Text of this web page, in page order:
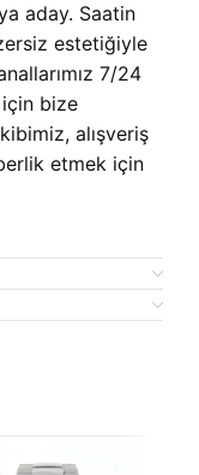
aday. Saatin
estetiğiyle
7/24
için bize
alışveriş
etmek için